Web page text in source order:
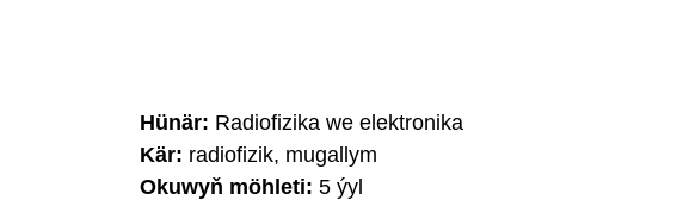
Hünär: Radiofizika we elektronika
Kär: radiofizik, mugallym
Okuwyň möhleti: 5 ýyl